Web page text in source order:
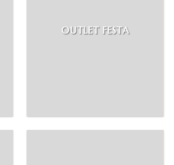
OUTLET FESTA